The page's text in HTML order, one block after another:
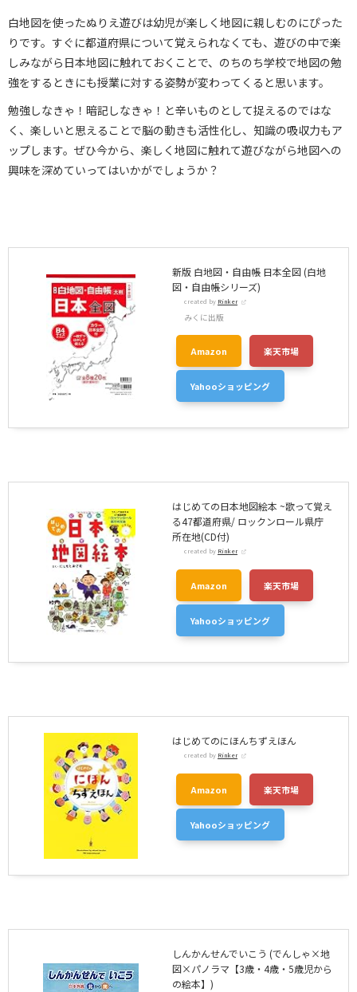
白地図を使ったぬりえ遊びは幼児が楽しく地図に親しむのにぴった
りです。すぐに都道府県について覚えられなくても、遊びの中で楽
しみながら日本地図に触れておくことで、のちのち学校で地図の勉
強をするときにも授業に対する姿勢が変わってくると思います。
勉強しなきゃ！暗記しなきゃ！と辛いものとして捉えるのではな
く、楽しいと思えることで脳の動きも活性化し、知識の吸収力もア
ップします。ぜひ今から、楽しく地図に触れて遊びながら地図への
興味を深めていってはいかがでしょうか？
新版 白地図・自由帳 日本全図 (白地
図・自由帳シリーズ)
created by Rinker
みくに出版
Amazon 楽天市場
Yahooショッピング
はじめての日本地図絵本 ~歌って覚え
る47都道府県/ ロックンロール県庁
所在地(CD付)
created by Rinker
Amazon 楽天市場
Yahooショッピング
はじめてのにほんちずえほん
created by Rinker
Amazon 楽天市場
Yahooショッピング
しんかんせんでいこう (でんしゃ×地
図×パノラマ【3歳・4歳・5歳児から
の絵本】)